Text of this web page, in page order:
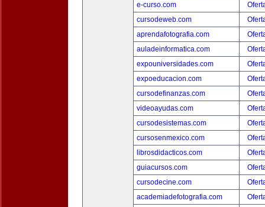
e-curso.com
cursodeweb.com
aprendafotografia.com
auladeinformatica.com
expouniversidades.com
expoeducacion.com
cursodefinanzas.com
videoayudas.com
cursodesistemas.com
cursosenmexico.com
librosdidacticos.com
guiacursos.com
cursodecine.com
academiadefotografia.com